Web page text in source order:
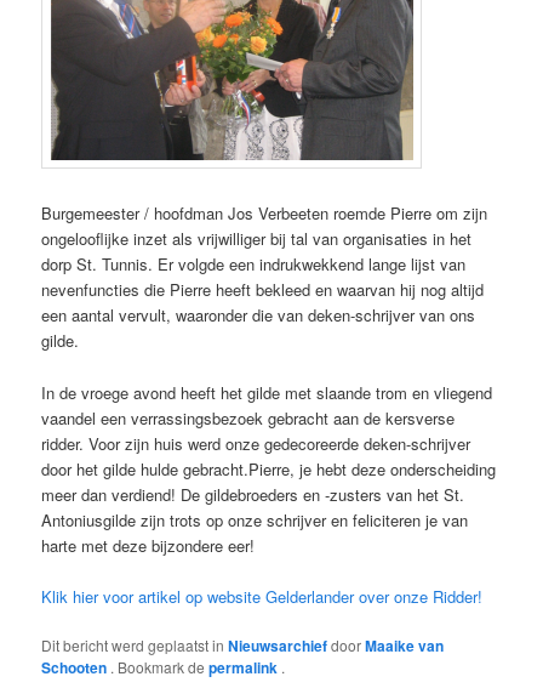
Burgemeester / hoofdman Jos Verbeeten roemde Pierre om zijn
ongelooflijke inzet als vrijwilliger bij tal van organisaties in het
dorp St. Tunnis. Er volgde een indrukwekkend lange lijst van
nevenfuncties die Pierre heeft bekleed en waarvan hij nog altijd
een aantal vervult, waaronder die van deken-schrijver van ons
gilde.
In de vroege avond heeft het gilde met slaande trom en vliegend
vaandel een verrassingsbezoek gebracht aan de kersverse
ridder. Voor zijn huis werd onze gedecoreerde deken-schrijver
door het gilde hulde gebracht.Pierre, je hebt deze onderscheiding
meer dan verdiend! De gildebroeders en -zusters van het St.
Antoniusgilde zijn trots op onze schrijver en feliciteren je van
harte met deze bijzondere eer!
Klik hier voor artikel op website Gelderlander over onze Ridder!
Dit bericht werd geplaatst inNieuwsarchiefdoorMaaike van
Schooten . Bookmark depermalink .